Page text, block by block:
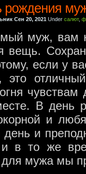
рождения
Сен 20, 2021 Under салют,
муж, вам
вещь.
если у
чувствам
В день
и
день и
в то же
для мужа мы